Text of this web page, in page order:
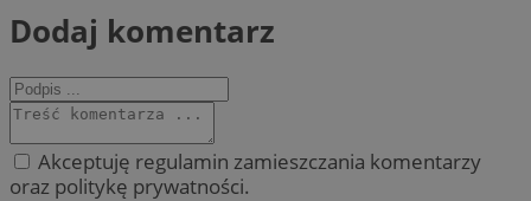
Dodaj komentarz
Akceptuję regulamin zamieszczania komentarzy
oraz politykę prywatności.